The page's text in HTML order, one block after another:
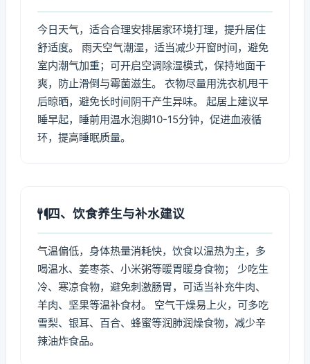
今日天气，适合合理安排居家环境打理，提升居住
舒适度。 雨天空气潮湿，适当减少开窗时间，避免
室内潮气加重；可开启空调除湿模式，保持地面干
爽，防止滑倒与霉菌滋生。 衣物尽量用洗衣机甩干
后晾晒，避免长时间阴干产生异味。 起居上建议早
睡早起，睡前用温水泡脚10-15分钟，促进血液循
环，提高睡眠质量。
四、饮食养生与补水建议
气温偏低，身体热量消耗快，饮食以温热为主，多
喝温水、姜枣茶、小米粥等暖胃暖身食物； 少吃生
冷、寒凉食物，避免刺激肠胃，可适当补充牛肉、
羊肉、坚果等温补食材。 空气干燥易上火，可多吃
雪梨、银耳、百合、蜂蜜等润肺润燥食物，减少辛
辣油炸食品。